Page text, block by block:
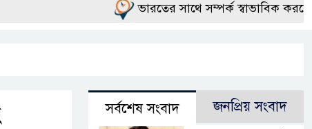
ভারতের সাথে সম্পর্ক স্বাভাবিক করতে
সর্বশেষ সংবাদ জনপ্রিয় সংবাদ